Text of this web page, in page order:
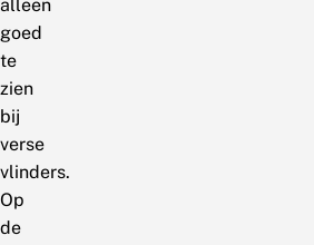
alleen
goed
te
zien
bij
verse
vlinders.
Op
de